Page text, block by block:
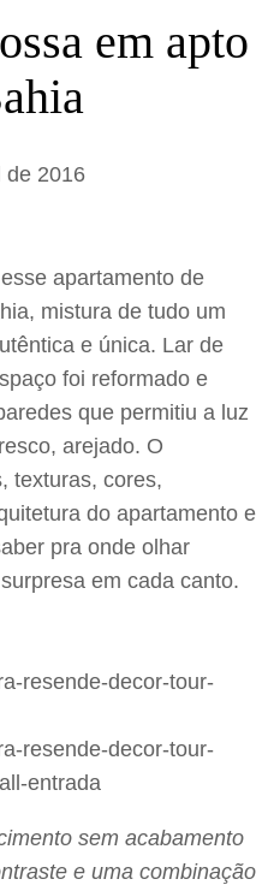
em apto
de 2016
apartamento de
mistura de tudo um
e única. Lar de
foi reformado e
que permitiu a luz
arejado. O
texturas, cores,
do apartamento e
pra onde olhar
em cada canto.
sem acabamento
e uma combinação